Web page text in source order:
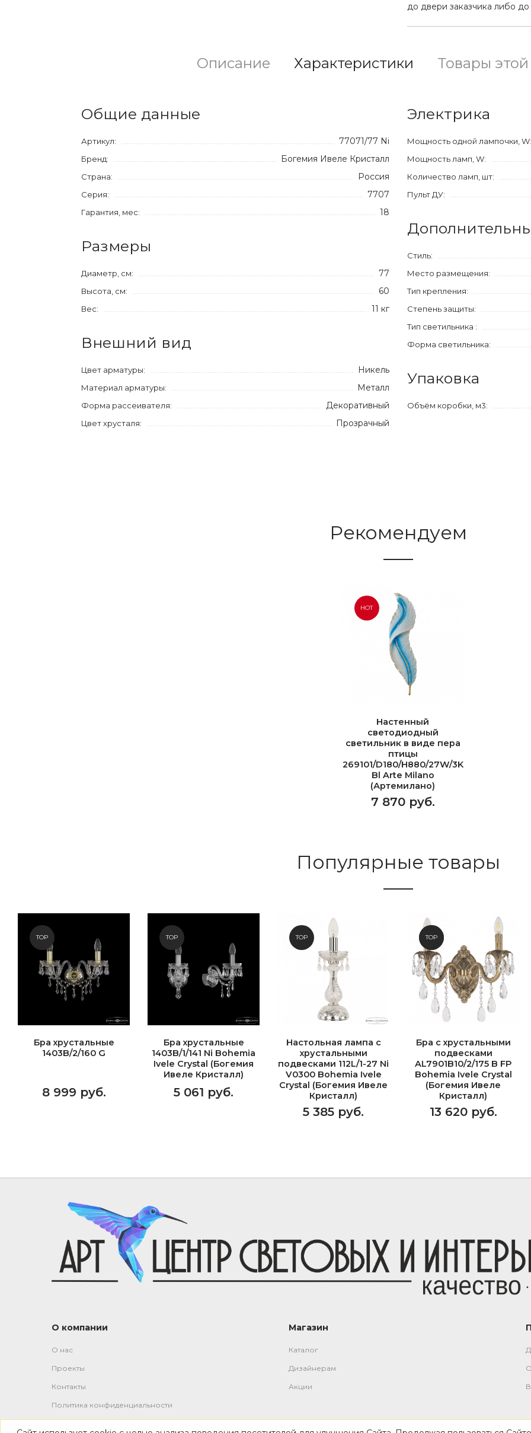
до двери заказчика либо
Описание Характеристики Товары
Общие данные
Артикул: 77071/77 Ni
Бренд: Богемия Ивеле Кристалл
Страна: Россия
Серия: 7707
Гарантия, мес: 18
Размеры
Диаметр, см: 77
Высота, см: 60
Вес: 11 кг
Внешний вид
Цвет арматуры: Никель
Материал арматуры: Металл
Форма рассеивателя: Декоративный
Цвет хрусталя: Прозрачный
Электрика
Мощность одной лампочки, W:
Мощность ламп, W:
Количество ламп, шт:
Пульт ДУ:
Стиль:
Место размещения:
Тип крепления:
Степень защиты:
Тип светильника :
Форма светильника:
Упаковка
Объём коробки, м3:
Рекомендуем
HOT
Настенный
светодиодный
светильник в виде пера
птицы
269101/D180/H880/27W/3K
Bl Arte Milano
(Артемилано)
7 870 руб.
Популярные товары
TOP
Бра хрустальные
1403B/2/160 G
8 999 руб.
TOP
Бра хрустальные
1403B/1/141 Ni Bohemia
Ivele Crystal (Богемия
Ивеле Кристалл)
5 061 руб.
TOP
Настольная лампа с
хрустальными
подвесками 112L/1-27 Ni
V0300 Bohemia Ivele
Crystal (Богемия Ивеле
Кристалл)
5 385 руб.
NEW
TOP
Бра с хрустальными
подвесками
AL7901B10/2/175 B FP
Bohemia Ivele Crystal
(Богемия Ивеле
Кристалл)
13 620 руб.
О компании
О нас
Проекты
Контакты
Политика конфиденциальности
Магазин
Каталог
Дизайнерам
Акции